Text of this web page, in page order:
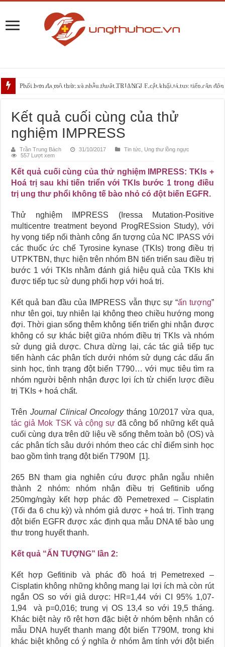
Phối hợp đa mô thức và phẫu thuật TRIANGLE cắt khối tá tụy tiếp cận
PHẪU THUẬT NEUHAUS: GIẢI PHÁP ĐIỀU TRỊ TRIỆT CĂN CHO UNG
Những điều bạn cần biết trước liệu trình xạ trị vùng đầu – cổ
Kết quả cuối cùng của thử
nghiệm IMPRESS
Trần Trung Bách 31/10/2017 Tin tức
Ung thư lồng ngực
557 Lượt xem
Kết quả cuối cùng của thử nghiệm IMPRESS: TKIs +
Hoá trị sau khi tiến triển với TKIs bước 1 trong điều
trị ung thư phổi không tế bào nhỏ có đột biến EGFR.
Thử nghiệm IMPRESS (Iressa Mutation-Positive
multicentre treatment beyond ProgRESsion Study), với
hy vọng tiếp nối thành công ấn tượng của NC IPASS với
các thuốc ức chế Tyrosine kynase (TKIs) trong điều trị
UTPKTBN, thực hiện trên nhóm BN tiến triển sau điều trị
bước 1 với TKIs nhằm đánh giá hiệu quả của TKIs khi
được tiếp tục sử dụng phối hợp với hoá trị.
Kết quả ban đầu của IMPRESS vẫn thực sự “ấn tượng”
như tên gọi, tuy nhiên lại không theo chiều hướng mong
đợi. Thời gian sống thêm không tiến triển ghi nhận được
không có sự khác biệt giữa nhóm điều trị TKIs và nhóm
sử dụng giả dược. Chưa dừng lại, các tác giả tiếp tục
tiến hành các phân tích dưới nhóm sử dụng các dấu ấn
sinh học, tình trạng đột biến T790… với mục tiêu tìm ra
nhóm người bệnh nhận được lợi ích từ chiến lược điều
trị TKIs + hoá chất.
Trên Journal Clinical Oncology tháng 10/2017 vừa qua,
tác giả Mok TSK và cộng sự đã công bố những kết quả
cuối cùng dựa trên dữ liệu về sống thêm toàn bộ (OS) và
các phân tích sâu dưới nhóm theo các chỉ điểm sinh học
bao gồm tình trạng đột biến T790M [1].
265 BN tham gia nghiên cứu được phân ngẫu nhiên
thành 2 nhóm: nhóm nhận điều trị Gefitinib uống
250mg/ngày kết hợp phác đồ Pemetrexed – Cisplatin
(Tối đa 6 chu kỳ) và nhóm giả dược + hoá trị. Tình trạng
đột biến EGFR được xác định qua mẫu DNA tế bào ung
thư trong huyết thanh.
Kết quả “ẤN TƯỢNG” lần 2:
Kết hợp Gefitinib và phác đồ hoá trị Pemetrexed –
Cisplatin không những không mang lại lợi ích mà còn rút
ngắn OS so với giả dược: HR=1,44 với CI 95% 1,07-
1,94 và p=0,016; trung vị OS 13,4 so với 19,5 tháng.
Khác biệt này rõ rệt hơn đặc biệt ở nhóm bệnh nhân có
mẫu DNA huyết thanh mang đột biến T790M, trong khi
khác biệt không có ý nghĩa ở nhóm âm tính với đột biến